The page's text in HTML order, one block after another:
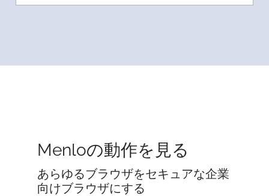
Menloの動作を見る
あらゆるブラウザをセキュアな企業
向けブラウザにする